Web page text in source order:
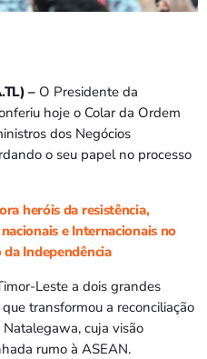
AM
– O Presidente da
hoje o Colar da Ordem
dos Negócios
o seu papel no processo
heróis da resistência,
e Internacionais no
da Independência
Leste a dois grandes
transformou a reconciliação
cuja visão
rumo à ASEAN.